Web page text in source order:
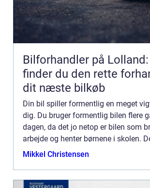
Bilforhandler på
finder du den rette
dit næste bilkøb
Din bil spiller formentlig en meget
dig. Du bruger formentlig bilen flere
dagen, da det jo netop er bilen som
arbejde og henter børnene i skolen.
vigtigt du sørger for, at din...
Mikkel Christensen